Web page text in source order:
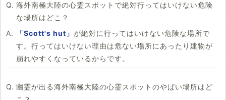
海外南極大陸の心霊スポットで絶対行ってはいけない危険
な場所はどこ？
「Scott's hut」 が絶対に行ってはいけない危険な場所で
す。行ってはいけない理由は危ない場所にあったり建物が
崩れやすくなっているからです。
幽霊が出る海外南極大陸の心霊スポットのやばい場所はど